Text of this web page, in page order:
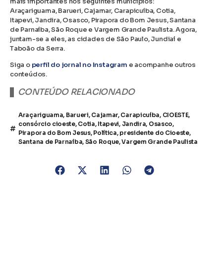
Araçariguama, Barueri, Cajamar, Carapicuíba, Cotia,
Itapevi, Jandira, Osasco, Pirapora do Bom Jesus, Santana
de Parnaíba, São Roque e Vargem Grande Paulista. Agora,
juntam-se a eles, as cidades de São Paulo, Jundiaí e
Taboão da Serra.
Siga o perfil do jornal no Instagram e acompanhe outros
conteúdos.
CONTEÚDO RELACIONADO
Araçariguama, Barueri, Cajamar, Carapicuíba, CIOESTE,
consórcio cioeste, Cotia, Itapevi, Jandira, Osasco,
Pirapora do Bom Jesus, Política, presidente do Cioeste,
Santana de Parnaíba, São Roque,Vargem Grande Paulista